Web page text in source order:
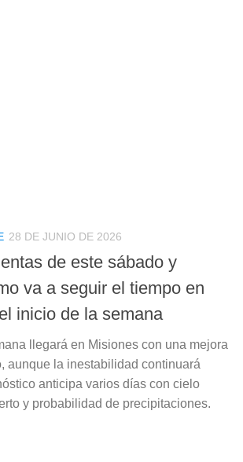
28 DE JUNIO DE 2026
de este sábado y
va a seguir el tiempo en
inicio de la semana
llegará en Misiones con una mejora
aunque la inestabilidad continuará
anticipa varios días con cielo
y probabilidad de precipitaciones.